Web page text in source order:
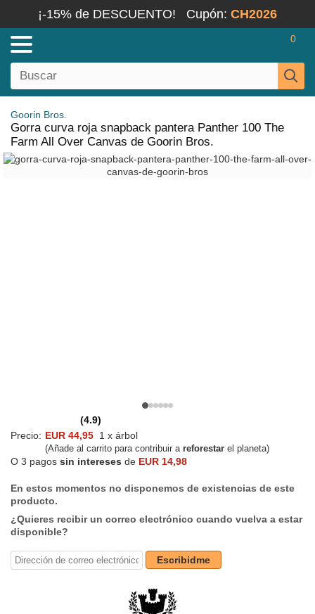
¡-15% de DESCUENTO! Cupón: CH2026
0
Goorin Bros.
Gorra curva roja snapback pantera Panther 100 The
Farm All Over Canvas de Goorin Bros.
(4.9)
Precio: EUR 44,95 1 x árbol
(Añade al carrito para contribuir a reforestar el planeta)
O 3 pagos sin intereses de EUR 14,98
En estos momentos no disponemos de existencias de este
producto.
¿Quieres recibir un correo electrónico cuando vuelva a estar
disponible?
Escribidme